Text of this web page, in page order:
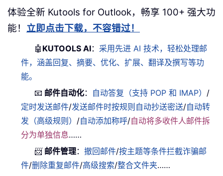
体验全新 Kutools for Outlook，畅享 100+ 强大功
能！ 立即点击下载，不容错过！
🤖 KUTOOLS AI： 采用先进 AI 技术，轻松处理邮
件，涵盖回复、摘要、优化、扩展、翻译及撰写等功
能。
📧 邮件自动化： 自动答复（支持 POP 和 IMAP） /
定时发送邮件/发送邮件时按规则自动抄送密送/自动转
发（高级规则） /自动添加称呼/自动将多收件人邮件拆
分为单独信息……
📨 邮件管理：撤回邮件/按主题等条件拦截诈骗邮
件/删除重复邮件/高级搜索/整合文件夹……